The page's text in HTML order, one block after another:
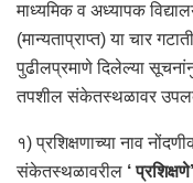
माध्यमिक व अध्यापक
(मान्यताप्राप्त) या चार
पुढीलप्रमाणे दिलेल्या
तपशील संकेतस्थळावर
१) प्रशिक्षणाच्या नाव
संकेतस्थळावरील ‘ प्रशिक्षणे’